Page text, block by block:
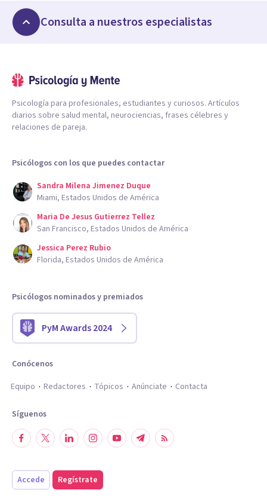
Consulta a nuestros especialistas
Psicología para profesionales, estudiantes y curiosos. Artículos
diarios sobre salud mental, neurociencias, frases célebres y
relaciones de pareja.
Psicólogos con los que puedes contactar
Sandra Milena Jimenez Duque
Miami, Estados Unidos de América
Maria De Jesus Gutierrez Tellez
San Francisco, Estados Unidos de América
Jessica Perez Rubio
Florida, Estados Unidos de América
Psicólogos nominados y premiados
PyM Awards 2024
Conócenos
Equipo
Redactores Tópicos Anúnciate Contacta
Síguenos
Accede Regístrate